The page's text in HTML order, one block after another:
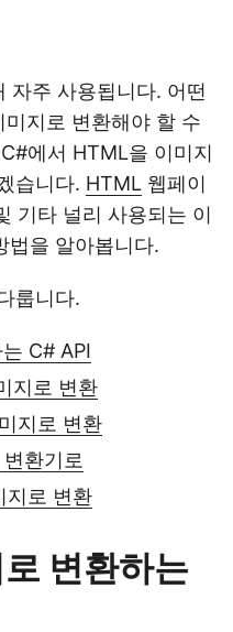
자주 사용됩니다. 어떤
지로 변환해야 할 수
에서 HTML을 이미지
습니다. HTML 웹페이
기타 널리 사용되는 이
법을 알아봅니다.
룹니다.
C# API
지로 변환
지로 변환
환기로
지로 변환
변환하는